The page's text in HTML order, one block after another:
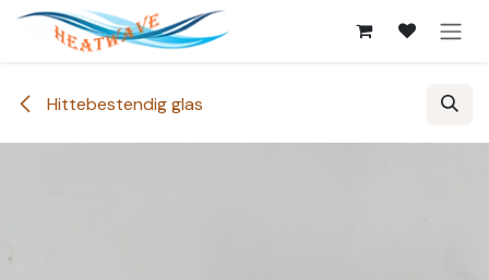
Overslaan naar inhoud
Hittebestendig glas